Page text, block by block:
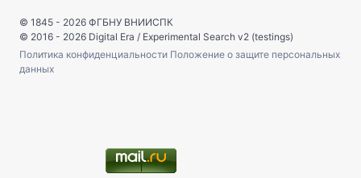
© 1845 - 2026 ФГБНУ ВНИИСПК
© 2016 - 2026 Digital Era / Experimental Search v2 (testings)
Политика конфиденциальности Положение о защите персональных
данных